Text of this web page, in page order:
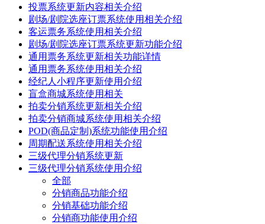
投票系统更新内容相关介绍
剧场/剧院选座订票系统使用相关介绍
客运票务系统使用相关介绍
剧场/剧院选座订票系统更新功能介绍
通用票务系统更新相关功能详情
通用票务系统使用相关介绍
经纪人小程序更新使用介绍
盲盒商城系统使用相关
拍卖分销系统更新相关介绍
拍卖分销商城系统使用相关介绍
POD(商品定制)系统功能使用介绍
周期配送系统使用相关介绍
三级代理分销系统更新
三级代理分销系统使用介绍
全部
分销商品功能介绍
分销基础功能介绍
分销商功能使用介绍